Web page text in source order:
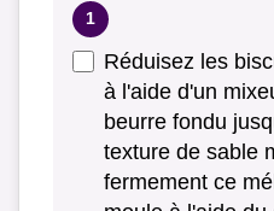
Réduisez les
à l'aide d'un
beurre fondu
texture de sable
fermement ce